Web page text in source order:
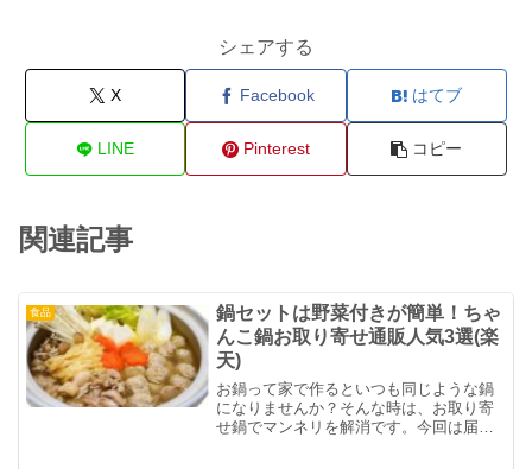
シェアする
X Facebook はてブ
LINE Pinterest コピー
関連記事
食品
鍋セットは野菜付きが簡単！ちゃ
んこ鍋お取り寄せ通販人気3選(楽
天)
お鍋って家で作るといつも同じような鍋
になりませんか？そんな時は、お取り寄
せ鍋でマンネリを解消です。今回は届い